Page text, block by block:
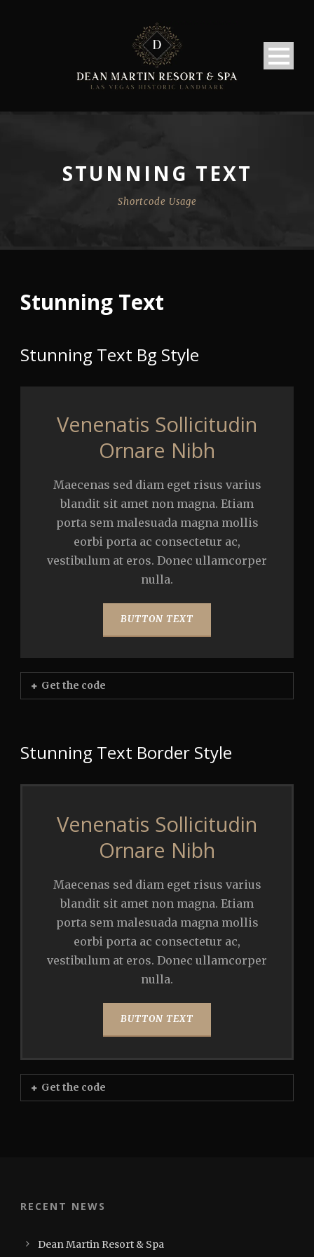
STUNNING TEXT
Shortcode Usage
Stunning Text
Stunning Text Bg Style
Venenatis Sollicitudin
Ornare Nibh
Maecenas sed diam eget risus varius
blandit sit amet non magna. Etiam
porta sem malesuada magna mollis
eorbi porta ac consectetur ac,
vestibulum at eros. Donec ullamcorper
nulla.
BUTTON TEXT
Get the code
Stunning Text Border Style
Venenatis Sollicitudin
Ornare Nibh
Maecenas sed diam eget risus varius
blandit sit amet non magna. Etiam
porta sem malesuada magna mollis
eorbi porta ac consectetur ac,
vestibulum at eros. Donec ullamcorper
nulla.
BUTTON TEXT
Get the code
RECENT NEWS
Dean Martin Resort & Spa